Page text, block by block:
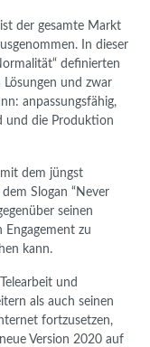
der gesamte Markt
In dieser
definierten
und zwar
anpassungsfähig,
und die Produktion
dem jüngst
Slogan “Never
seinen
Engagement zu
kann.
und
als auch seinen
fortzusetzen,
Version 2020 auf